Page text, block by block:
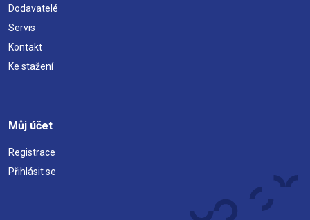
Dodavatelé
Servis
Kontakt
Ke stažení
Můj účet
Registrace
Přihlásit se